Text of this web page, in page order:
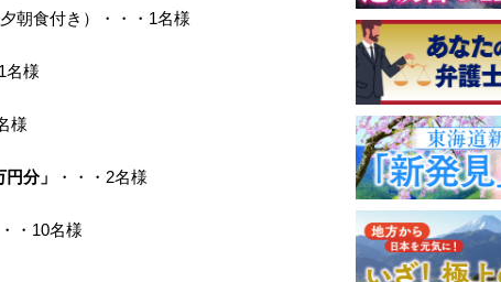
朝食付き）・・・1名様
名様
様
分」 ・・・2名様
・・10名様